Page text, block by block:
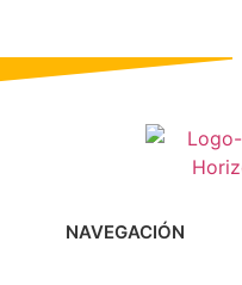
NAVEGACIÓN